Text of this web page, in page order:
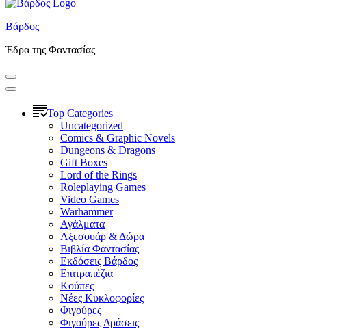
Βάρδος
Έδρα της Φαντασίας
Top Categories
Uncategorized
Comics & Graphic Novels
Dungeons & Dragons
Gift Boxes
Lord of the Rings
Roleplaying Games
Video Games
Warhammer
Αγάλματα
Αξεσουάρ & Δώρα
Βιβλία Φαντασίας
Εκδόσεις Βάρδος
Επιτραπέζια
Κούπες
Νέες Κυκλοφορίες
Φιγούρες
Φιγούρες Δράσεις